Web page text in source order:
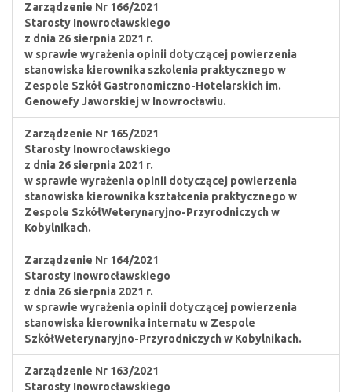
Zarządzenie Nr 166/2021
Starosty Inowrocławskiego
z dnia 26 sierpnia 2021 r.
w sprawie wyrażenia opinii dotyczącej powierzenia
stanowiska kierownika szkolenia praktycznego w
Zespole Szkół Gastronomiczno-Hotelarskich im.
Genowefy Jaworskiej w Inowrocławiu.
Zarządzenie Nr 165/2021
Starosty Inowrocławskiego
z dnia 26 sierpnia 2021 r.
w sprawie wyrażenia opinii dotyczącej powierzenia
stanowiska kierownika kształcenia praktycznego w
Zespole SzkółWeterynaryjno-Przyrodniczych w
Kobylnikach.
Zarządzenie Nr 164/2021
Starosty Inowrocławskiego
z dnia 26 sierpnia 2021 r.
w sprawie wyrażenia opinii dotyczącej powierzenia
stanowiska kierownika internatu w Zespole
SzkółWeterynaryjno-Przyrodniczych w Kobylnikach.
Zarządzenie Nr 163/2021
Starosty Inowrocławskiego